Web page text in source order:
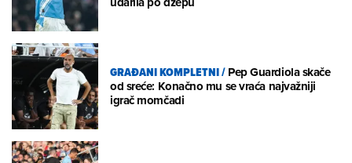
GRAĐANI KOMPLETNI/Pep Guardiola skače
od sreće: Konačno mu se vraća najvažniji
igrač momčadi